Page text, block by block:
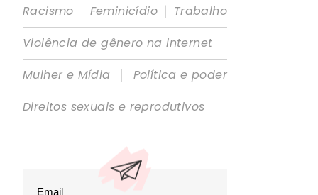
Racismo | Feminicídio | Trabalho
Violência de gênero na internet
Mulher e Mídia
|
Política e poder
Direitos sexuais e reprodutivos